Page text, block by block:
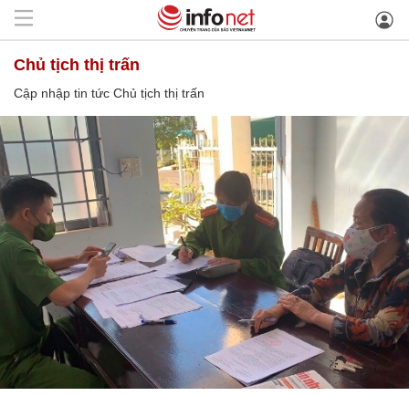
Chủ tịch thị trấn
Cập nhập tin tức Chủ tịch thị trấn